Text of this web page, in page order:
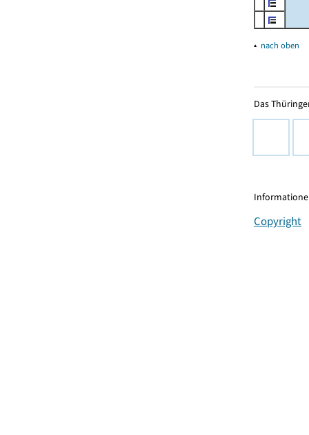
▴ nach oben
Das
Copyright